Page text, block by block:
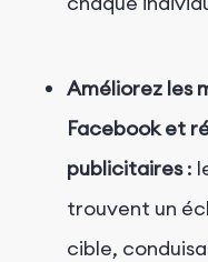
Améliorez les
Facebook et
publicitaires:
trouvent un
cible,